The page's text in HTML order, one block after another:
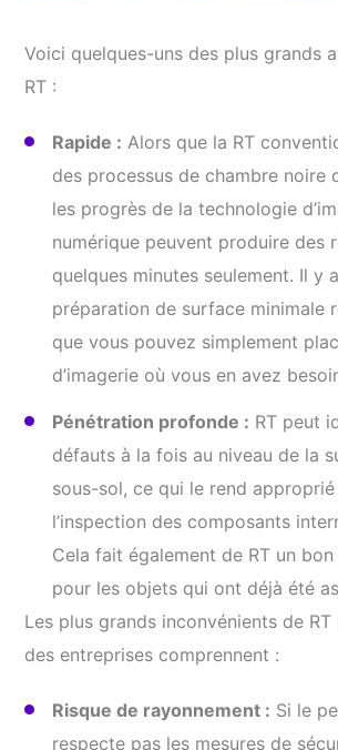
Voici quelques-uns des plus grands
RT :
Rapide : Alors que la RT
des processus de chambre noire
les progrès de la technologie
numérique peuvent produire des
quelques minutes seulement. Il y
préparation de surface minimale
que vous pouvez simplement
d’imagerie où vous en avez
Pénétration profonde : RT peut
défauts à la fois au niveau de la
sous-sol, ce qui le rend
l’inspection des composants
Cela fait également de RT un
pour les objets qui ont déjà été
Les plus grands inconvénients de
des entreprises comprennent :
Risque de rayonnement : Si le
respecte pas les mesures de